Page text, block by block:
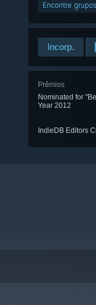
Encontre
Incorp.
Prêmios
Nominated for
Year 2012
IndieDB Editors